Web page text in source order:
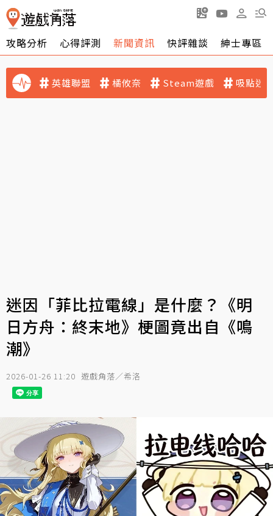
攻略分析 心得評測 新聞資訊 快評雜談 紳士專區
英雄聯盟 橘攸奈 Steam遊戲 吸點迷
迷因「菲比拉電線」是什麼？《明
日方舟：終末地》梗圖竟出自《鳴
潮》
2026-01-26 11:20 遊戲角落／希洛